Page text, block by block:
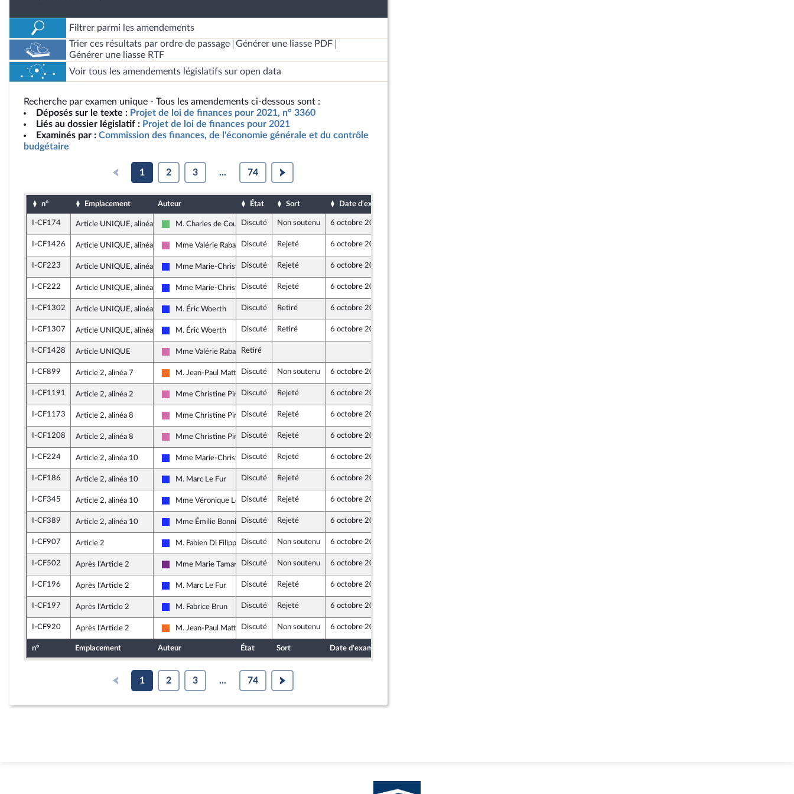
Filtrer parmi les amendements
Trier ces résultats par ordre de passage
Générer une liasse PDF
Générer une liasse RTF
Voir tous les amendements législatifs sur open data
Recherche par examen unique - Tous les amendements ci-dessous sont :
Déposés sur le texte : Projet de loi de finances pour 2021, n° 3360
Liés au dossier législatif : Projet de loi de finances pour 2021
Examinés par : Commission des finances, de l'économie générale et du contrôle
budgétaire
1 2 3 ... 74
n° Emplacement Auteur État Sort Date d'examen
I-CF174 Article UNIQUE, alinéa 2
Libertés et Territoires
M. Charles de CoursonDiscuté Non soutenu 6 octobre 2020
I-CF1426 Article UNIQUE, alinéa 2
Socialistes et apparentés
Mme Valérie RabaultDiscuté Rejeté 6 octobre 2020
I-CF223 Article UNIQUE, alinéa 2
Les Républicains
Mme Marie-Christine Dalloz
Discuté Rejeté 6 octobre 2020
I-CF222 Article UNIQUE, alinéa 2
Les Républicains
Mme Marie-Christine Dalloz
Discuté Rejeté 6 octobre 2020
I-CF1302 Article UNIQUE, alinéa 2
Les Républicains
M. Éric Woerth Discuté Retiré 6 octobre 2020
I-CF1307 Article UNIQUE, alinéa 2
Les Républicains
M. Éric Woerth Discuté Retiré 6 octobre 2020
I-CF1428 Article UNIQUE
Socialistes et apparentés
Mme Valérie RabaultRetiré
I-CF899 Article 2, alinéa 7
Mouvement Démocrate (MoDem) et Démocrates apparentés
M. Jean-Paul MatteiDiscuté Non soutenu 6 octobre 2020
I-CF1191 Article 2, alinéa 2
Socialistes et apparentés
Mme Christine Pirès Beaune
Discuté Rejeté 6 octobre 2020
I-CF1173 Article 2, alinéa 8
Socialistes et apparentés
Mme Christine Pirès Beaune
Discuté Rejeté 6 octobre 2020
I-CF1208 Article 2, alinéa 8
Socialistes et apparentés
Mme Christine Pirès Beaune
Discuté Rejeté 6 octobre 2020
I-CF224 Article 2, alinéa 10
Les Républicains
Mme Marie-Christine Dalloz
Discuté Rejeté 6 octobre 2020
I-CF186 Article 2, alinéa 10
Les Républicains
M. Marc Le Fur Discuté Rejeté 6 octobre 2020
I-CF345 Article 2, alinéa 10
Les Républicains
Mme Véronique Louwagie
Discuté Rejeté 6 octobre 2020
I-CF389 Article 2, alinéa 10
Les Républicains
Mme Émilie BonnivardDiscuté Rejeté 6 octobre 2020
I-CF907 Article 2
Les Républicains
M. Fabien Di Filippo Discuté Non soutenu 6 octobre 2020
I-CF502 Après l'Article 2
La République en Marche
Mme Marie Tamarelle-Verhaeghe
Discuté Non soutenu 6 octobre 2020
I-CF196 Après l'Article 2
Les Républicains
M. Marc Le Fur Discuté Rejeté 6 octobre 2020
I-CF197 Après l'Article 2
Les Républicains
M. Fabrice Brun Discuté Rejeté 6 octobre 2020
I-CF920 Après l'Article 2
Mouvement Démocrate (MoDem) et Démocrates apparentés
M. Jean-Paul MatteiDiscuté Non soutenu 6 octobre 2020
n° Emplacement Auteur État Sort Date d'examen
1 2 3 ... 74